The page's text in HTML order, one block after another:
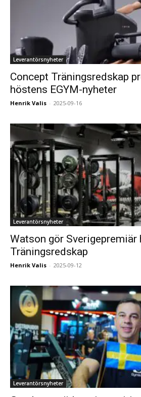
Leverantörsnyheter
Concept Träningsredskap
höstens EGYM-nyheter
Henrik Valis - 2025-09-16
Leverantörsnyheter
Watson gör Sverigepremiär
Träningsredskap
Henrik Valis - 2025-09-12
Leverantörsnyheter